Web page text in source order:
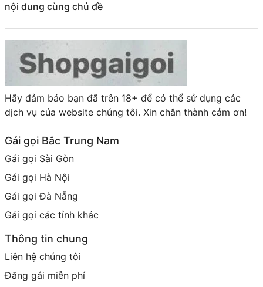
nội dung cùng chủ đề
Hãy đảm bảo bạn đã trên 18+ để có thể sử dụng các
dịch vụ của website chúng tôi. Xin chân thành cảm ơn!
Gái gọi Bắc Trung Nam
Gái gọi Sài Gòn
Gái gọi Hà Nội
Gái gọi Đà Nẵng
Gái gọi các tỉnh khác
Thông tin chung
Liên hệ chúng tôi
Đăng gái miễn phí